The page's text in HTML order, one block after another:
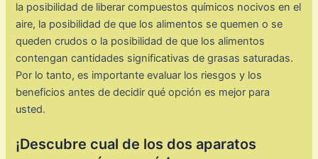
la posibilidad de liberar compuestos químicos nocivos en el
aire, la posibilidad de que los alimentos se quemen o se
queden crudos o la posibilidad de que los alimentos
contengan cantidades significativas de grasas saturadas.
Por lo tanto, es importante evaluar los riesgos y los
beneficios antes de decidir qué opción es mejor para
usted.
¡Descubre cual de los dos aparatos